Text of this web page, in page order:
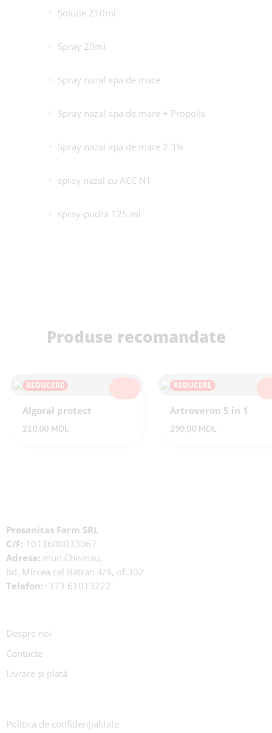
Solutie 210ml
Spray 20ml
Spray nazal apa de mare
Spray nazal apa de mare + Propolis
Spray nazal apa de mare 2.3%
spray nazal cu ACC N1
spray-pudra 125 ml
Produse recomandate
REDUCERE
Algoral protect
210,00 MDL
REDUCERE
Artroveron 5 in 1
299,00 MDL
Prosanitas Farm SRL
C/F: 1013600033067
Adresa: mun.Chisinau,
bd. Mircea cel Batran 4/4, of.302
Telefon:+373 61013222
Despre noi
Contacte
Livrare și plată
Politica de confidențialitate